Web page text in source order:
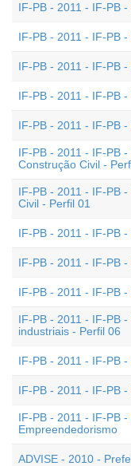
IF-PB - 2011 - IF-PB
IF-PB - 2011 - IF-PB
IF-PB - 2011 - IF-PB
IF-PB - 2011 - IF-PB
IF-PB - 2011 - IF-PB
IF-PB - 2011 - IF-PB
Construção Civil -
IF-PB - 2011 - IF-PB
Civil - Perfil 01
IF-PB - 2011 - IF-PB
IF-PB - 2011 - IF-PB
IF-PB - 2011 - IF-PB
IF-PB - 2011 - IF-PB
industriais - Perfil 06
IF-PB - 2011 - IF-PB -
IF-PB - 2011 - IF-PB
IF-PB - 2011 - IF-PB
Empreendedorismo
ADVISE - 2010 -